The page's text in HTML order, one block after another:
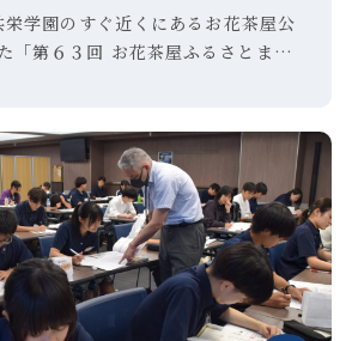
学園のすぐ近くにあるお花茶屋公
「第６３回 お花茶屋ふるさとまつ
ー […]